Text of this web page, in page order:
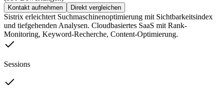
Kontakt aufnehmen Direkt vergleichen
Sistrix erleichtert Suchmaschinenoptimierung mit Sichtbarkeitsindex
und tiefgehenden Analysen. Cloudbasiertes SaaS mit Rank-
Monitoring, Keyword-Recherche, Content-Optimierung.
Sessions